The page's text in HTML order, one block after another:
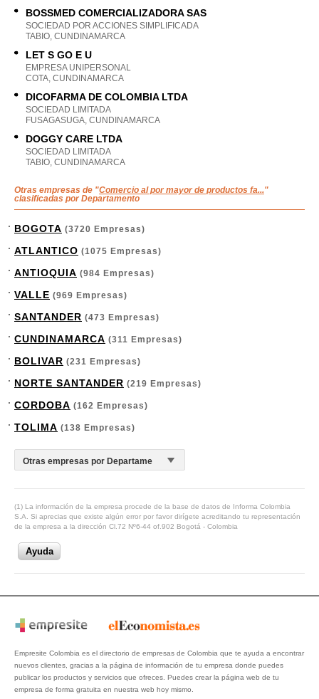
BOSSMED COMERCIALIZADORA SAS
SOCIEDAD POR ACCIONES SIMPLIFICADA
TABIO, CUNDINAMARCA
LET S GO E U
EMPRESA UNIPERSONAL
COTA, CUNDINAMARCA
DICOFARMA DE COLOMBIA LTDA
SOCIEDAD LIMITADA
FUSAGASUGA, CUNDINAMARCA
DOGGY CARE LTDA
SOCIEDAD LIMITADA
TABIO, CUNDINAMARCA
Otras empresas de "Comercio al por mayor de productos fa..."
clasificadas por Departamento
BOGOTA (3720 Empresas)
ATLANTICO (1075 Empresas)
ANTIOQUIA (984 Empresas)
VALLE (969 Empresas)
SANTANDER (473 Empresas)
CUNDINAMARCA (311 Empresas)
BOLIVAR (231 Empresas)
NORTE SANTANDER (219 Empresas)
CORDOBA (162 Empresas)
TOLIMA (138 Empresas)
(1) La información de la empresa procede de la base de datos de Informa Colombia
S.A. Si aprecias que existe algún error por favor dirígete acreditando tu representación
de la empresa a la dirección Cl.72 Nº6-44 of.902 Bogotá - Colombia
Ayuda
Empresite Colombia es el directorio de empresas de Colombia que te ayuda a encontrar
nuevos clientes, gracias a la página de información de tu empresa donde puedes
publicar los productos y servicios que ofreces. Puedes crear la página web de tu
empresa de forma gratuita en nuestra web hoy mismo.